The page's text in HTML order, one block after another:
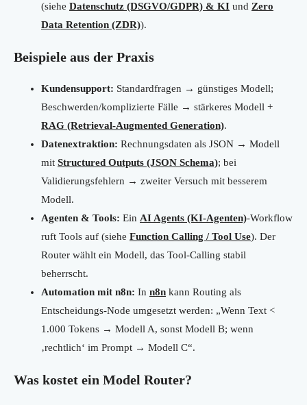
(siehe Datenschutz (DSGVO/GDPR) & KI und Zero
Data Retention (ZDR)).
Beispiele aus der Praxis
Kundensupport: Standardfragen → günstiges Modell;
Beschwerden/komplizierte Fälle → stärkeres Modell +
RAG (Retrieval-Augmented Generation).
Datenextraktion: Rechnungsdaten als JSON → Modell
mit Structured Outputs (JSON Schema); bei
Validierungsfehlern → zweiter Versuch mit besserem
Modell.
Agenten & Tools: Ein AI Agents (KI-Agenten)-Workflow
ruft Tools auf (siehe Function Calling / Tool Use). Der
Router wählt ein Modell, das Tool-Calling stabil
beherrscht.
Automation mit n8n: In n8n kann Routing als
Entscheidungs-Node umgesetzt werden: „Wenn Text <
1.000 Tokens → Modell A, sonst Modell B; wenn
‚rechtlich‘ im Prompt → Modell C“.
Was kostet ein Model Router?